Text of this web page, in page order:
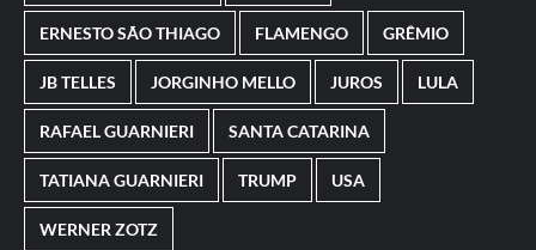
ERNESTO SÃO THIAGO FLAMENGO GRÊMIO
JB TELLES JORGINHO MELLO JUROS LULA
RAFAEL GUARNIERI SANTA CATARINA
TATIANA GUARNIERI TRUMP USA
WERNER ZOTZ